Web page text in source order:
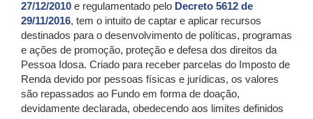
27/12/2010 e regulamentado pelo Decreto 5612 de
29/11/2016, tem o intuito de captar e aplicar recursos
destinados para o desenvolvimento de políticas, programas
e ações de promoção, proteção e defesa dos direitos da
Pessoa Idosa. Criado para receber parcelas do Imposto de
Renda devido por pessoas físicas e jurídicas, os valores
são repassados ao Fundo em forma de doação,
devidamente declarada, obedecendo aos limites definidos